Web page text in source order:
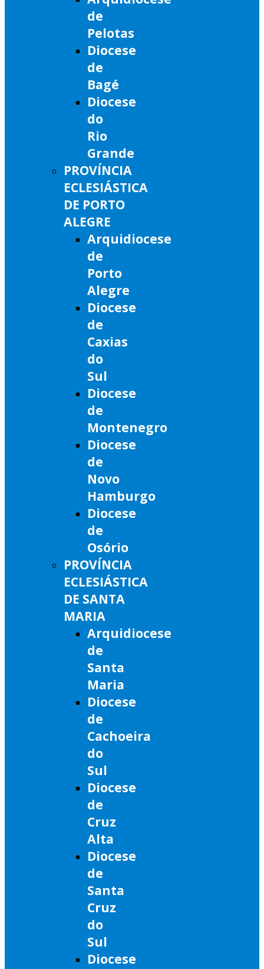
de
Pelotas
Diocese
de
Bagé
Diocese
do
Rio
Grande
PROVÍNCIA
ECLESIÁSTICA
DE PORTO
ALEGRE
Arquidiocese
de
Porto
Alegre
Diocese
de
Caxias
do
Sul
Diocese
de
Montenegro
Diocese
de
Novo
Hamburgo
Diocese
de
Osório
PROVÍNCIA
ECLESIÁSTICA
DE SANTA
MARIA
Arquidiocese
de
Santa
Maria
Diocese
de
Cachoeira
do
Sul
Diocese
de
Cruz
Alta
Diocese
de
Santa
Cruz
do
Sul
Diocese